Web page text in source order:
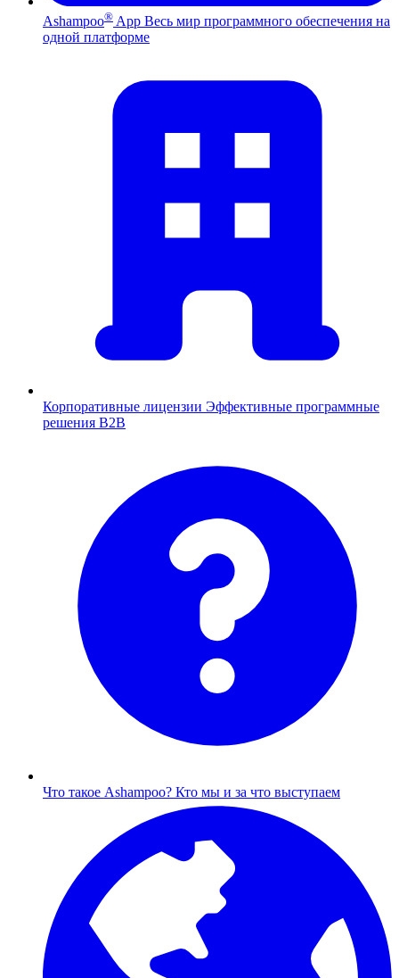
Ashampoo® App Весь мир программного обеспечения на
одной платформе
Корпоративные лицензии Эффективные программные
решения B2B
Что такое Ashampoo? Кто мы и за что выступаем